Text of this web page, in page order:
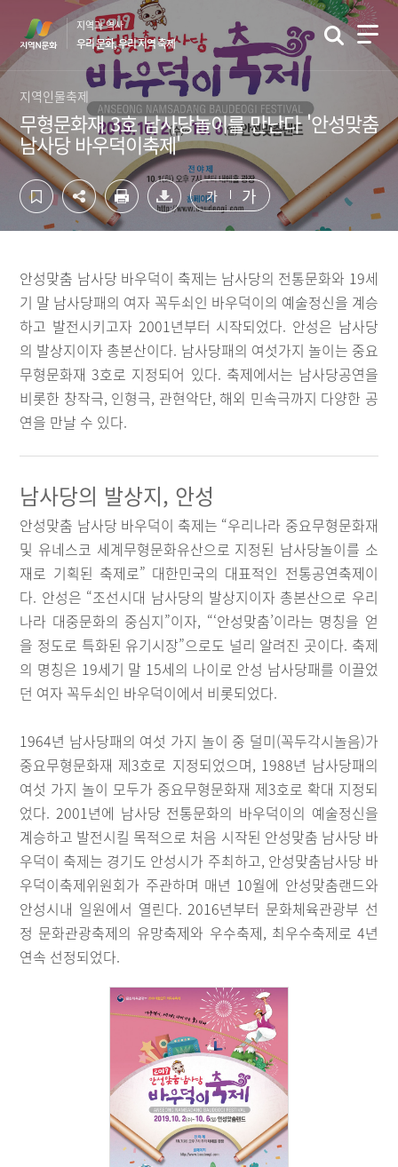
영
바
로
가
역
로
가
기
지역과 역사
우리 문화, 우리 지역 축제
지역인물축제
무형문화재 3호 남사당놀이를 만난다 '안성맞춤
남사당 바우덕이축제'
가 가
안성맞춤 남사당 바우덕이 축제는 남사당의 전통문화와 19세
기 말 남사당패의 여자 꼭두쇠인 바우덕이의 예술정신을 계승
하고 발전시키고자 2001년부터 시작되었다. 안성은 남사당
의 발상지이자 총본산이다. 남사당패의 여섯가지 놀이는 중요
무형문화재 3호로 지정되어 있다. 축제에서는 남사당공연을
비롯한 창작극, 인형극, 관현악단, 해외 민속극까지 다양한 공
연을 만날 수 있다.
남사당의 발상지, 안성
안성맞춤 남사당 바우덕이 축제는 “우리나라 중요무형문화재
및 유네스코 세계무형문화유산으로 지정된 남사당놀이를 소
재로 기획된 축제로” 대한민국의 대표적인 전통공연축제이
다. 안성은 “조선시대 남사당의 발상지이자 총본산으로 우리
나라 대중문화의 중심지”이자, “‘안성맞춤’이라는 명칭을 얻
을 정도로 특화된 유기시장”으로도 널리 알려진 곳이다. 축제
의 명칭은 19세기 말 15세의 나이로 안성 남사당패를 이끌었
던 여자 꼭두쇠인 바우덕이에서 비롯되었다.
1964년 남사당패의 여섯 가지 놀이 중 덜미(꼭두각시놀음)가
중요무형문화재 제3호로 지정되었으며, 1988년 남사당패의
여섯 가지 놀이 모두가 중요무형문화재 제3호로 확대 지정되
었다. 2001년에 남사당 전통문화의 바우덕이의 예술정신을
계승하고 발전시킬 목적으로 처음 시작된 안성맞춤 남사당 바
우덕이 축제는 경기도 안성시가 주최하고, 안성맞춤남사당 바
우덕이축제위원회가 주관하며 매년 10월에 안성맞춤랜드와
안성시내 일원에서 열린다. 2016년부터 문화체육관광부 선
정 문화관광축제의 유망축제와 우수축제, 최우수축제로 4년
연속 선정되었다.